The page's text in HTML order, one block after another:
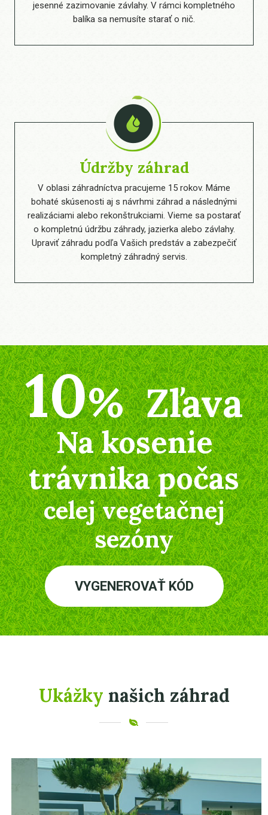
jesenné zazimovanie závlahy. V rámci kompletného
balíka sa nemusíte starať o nič.
Údržby záhrad
V oblasi záhradníctva pracujeme 15 rokov. Máme
bohaté skúsenosti aj s návrhmi záhrad a následnými
realizáciami alebo rekonštrukciami. Vieme sa postarať
o kompletnú údržbu záhrady, jazierka alebo závlahy.
Upraviť záhradu podľa Vašich predstáv a zabezpečiť
kompletný záhradný servis.
10% Zľava
Na kosenie
trávnika počas
celej vegetačnej
sezóny
VYGENEROVAŤ KÓD
Ukážky našich záhrad